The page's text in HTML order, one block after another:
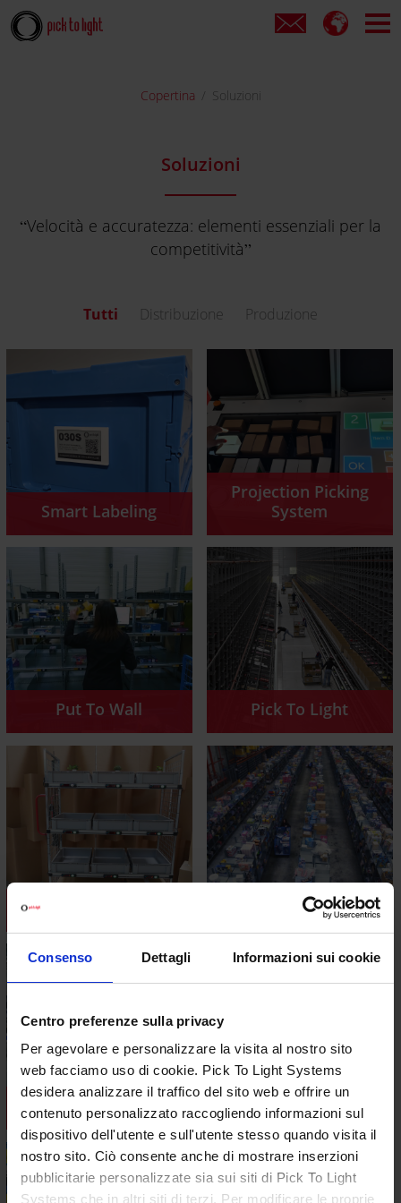
Consenso Dettagli Informazioni sui cookie
Centro preferenze sulla privacy
Per agevolare e personalizzare la visita al nostro sito
web facciamo uso di cookie. Pick To Light Systems
desidera analizzare il traffico del sito web e offrire un
contenuto personalizzato raccogliendo informazioni sul
dispositivo dell'utente e sull'utente stesso quando visita il
nostro sito. Ciò consente anche di mostrare inserzioni
pubblicitarie personalizzate sia sui siti di Pick To Light
Systems che in altri siti di terzi. Per modificare le proprie
Copertina Soluzioni
Soluzioni
Velocità e accuratezza: elementi essenziali per la
competitività
Tutti Distribuzione Produzione
Smart Labeling
Projection Picking
System
Put To Wall Pick To Light
Batch Picking
Kit To Light Put to light